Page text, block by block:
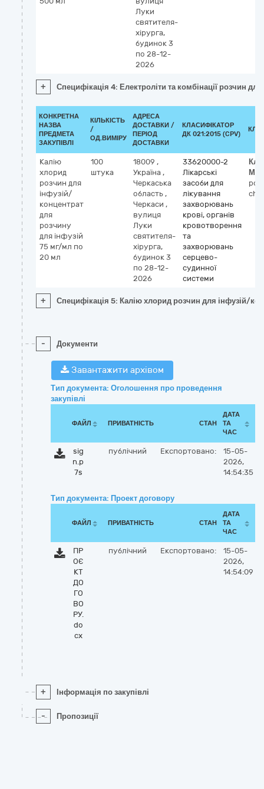
Луки
святителя-
хірурга,
будинок 3
по 28-12-
2026
+ Специфікація 4: Електроліти та комбінації розчин
КОНКРЕТНА
НАЗВА
ПРЕДМЕТА
ЗАКУПІВЛІ
КІЛЬКІСТЬ
/
ОД.ВИМІРУ
АДРЕСА
ДОСТАВКИ /
ПЕРІОД
ДОСТАВКИ
КЛАСИФІКАТОР
ДК 021:2015 (CPV)
Калію
хлорид
розчин для
інфузій/
концентрат
для
розчину
для інфузій
75 мг/мл по
20 мл
100
штука
18009 ,
Україна ,
Черкаська
область ,
Черкаси ,
вулиця
Луки
святителя-
хірурга,
будинок 3
по 28-12-
2026
33620000-2
Лікарські
засоби для
лікування
захворювань
крові, органів
кровотворення
та
захворювань
серцево-
судинної
системи
+ Специфікація 5: Калію хлорид розчин для інфузій/
- Документи
Завантажити архівом
Тип документа: Оголошення про проведення
закупівлі
ФАЙЛ ПРИВАТНІСТЬ СТАН
ДАТА
ТА
ЧАС
sig
n.p
7s
публічний Експортовано:
15-05-
2026,
14:54:35
Тип документа: Проект договору
ФАЙЛ ПРИВАТНІСТЬ СТАН
ДАТА
ТА
ЧАС
ПР
ОЄ
КТ
ДО
ГО
ВО
РУ.
do
cx
публічний Експортовано:
15-05-
2026,
14:54:09
+ Інформація по закупівлі
- Пропозиції